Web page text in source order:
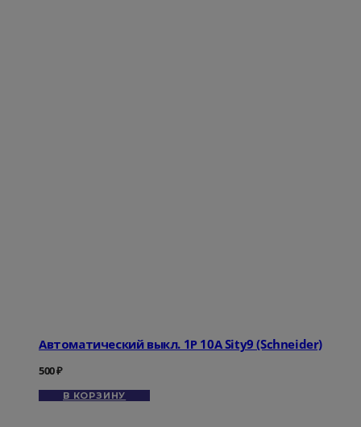
Автоматический выкл. 1Р 10А Sity9 (Schneider)
500₽
В КОРЗИНУ